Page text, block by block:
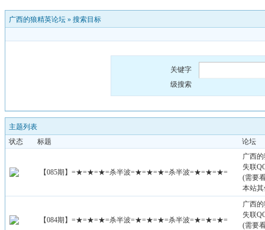
广西的狼精英论坛 » 搜索目标
关键字
级搜索
主题列表
状态
标题 论坛
【085期】=★=★=★=杀半波=★=★=★=杀半波=★=★=★=
广西
失联
(需要
本站
【084期】=★=★=★=杀半波=★=★=★=杀半波=★=★=★=
广西
失联
(需要